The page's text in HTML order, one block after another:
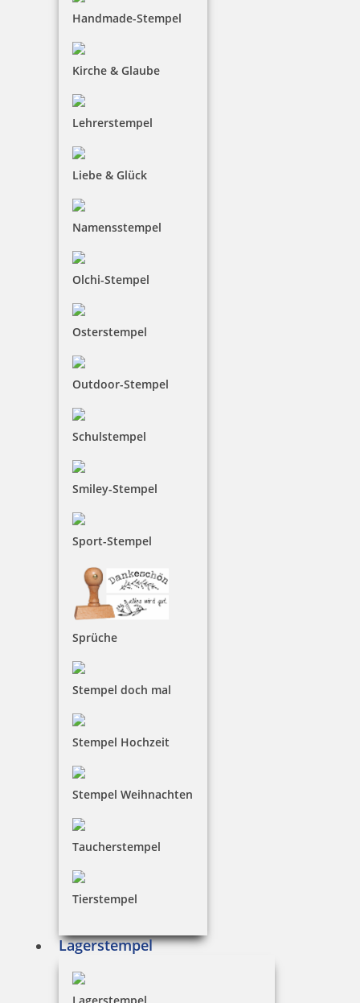
Handmade-Stempel
Kirche & Glaube
Lehrerstempel
Liebe & Glück
Namensstempel
Olchi-Stempel
Osterstempel
Outdoor-Stempel
Schulstempel
Smiley-Stempel
Sport-Stempel
Sprüche
Stempel doch mal
Stempel Hochzeit
Stempel Weihnachten
Taucherstempel
Tierstempel
Lagerstempel
Coloris Stempelreiniger 1064 50 ml für Spezialfarbe
Coloris Stempelreiniger 390 50 ml für Metallstempel
Colop Stempelreiniger 100 ml
6,05 €
Der Verdünner 405 eignet sich sehr gut, um
eingetrocknete Stempelkissen wieder aufzufrischen.
Bestellen Sie Verdünner schnell und einfach online.